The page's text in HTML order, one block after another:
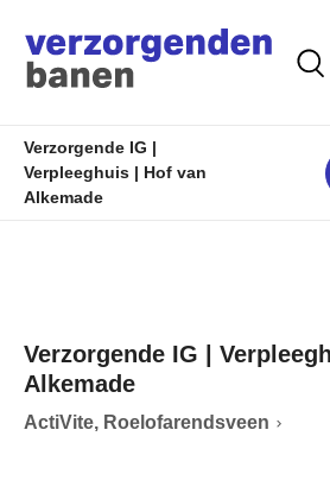
Verzorgende IG |
Verpleeghuis | Hof van
Alkemade
Verzorgende IG |
Alkemade
ActiVite, Roelofarendsveen